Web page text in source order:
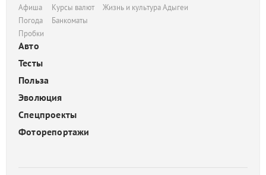
Афиша
Погода
Пробки
Курсы валют
Банкоматы
Жизнь и культура Адыгеи
Авто
Тесты
Польза
Эволюция
Спецпроекты
Фоторепортажи